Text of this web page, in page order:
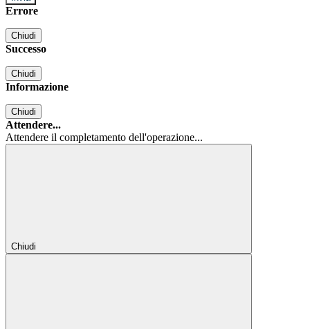
Errore
Chiudi
Successo
Chiudi
Informazione
Chiudi
Attendere...
Attendere il completamento dell'operazione...
Chiudi